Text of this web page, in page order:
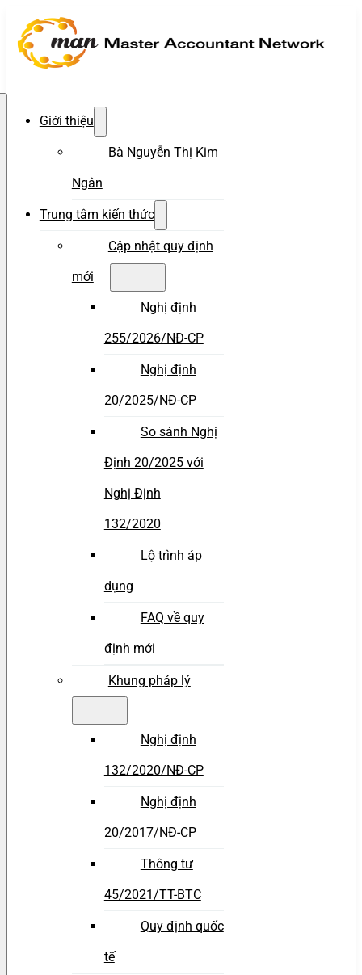
Giới thiệu
Bà Nguyễn Thị Kim
Ngân
Trung tâm kiến thức
Cập nhật quy định
mới
Nghị định
255/2026/NĐ-CP
Nghị định
20/2025/NĐ-CP
So sánh Nghị
Định 20/2025 với
Nghị Định
132/2020
Lộ trình áp
dụng
FAQ về quy
định mới
Khung pháp lý
Nghị định
132/2020/NĐ-CP
Nghị định
20/2017/NĐ-CP
Thông tư
45/2021/TT-BTC
Quy định quốc
tế